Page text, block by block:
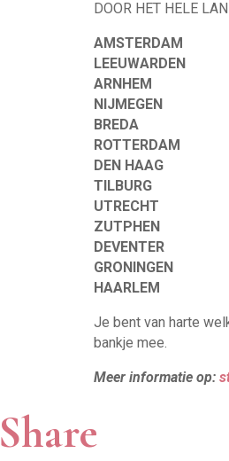
DOOR HET HELE
AMSTERDAM
LEEUWARDEN
ARNHEM
NIJMEGEN
BREDA
ROTTERDAM
DEN HAAG
TILBURG
UTRECHT
ZUTPHEN
DEVENTER
GRONINGEN
HAARLEM
Je bent van harte
bankje mee.
Meer informatie op:
Share